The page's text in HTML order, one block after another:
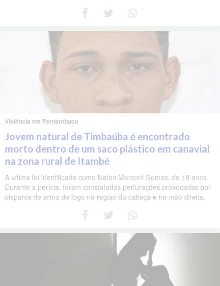
Violência em Pernambuco
Jovem natural de Timbaúba é encontrado
morto dentro de um saco plástico em canavial
na zona rural de Itambé
A vítima foi identificada como Natan Marconi Gomes, de 18 anos.
Durante a perícia, foram constatadas perfurações provocadas por
disparos de arma de fogo na região da cabeça e na mão direita.